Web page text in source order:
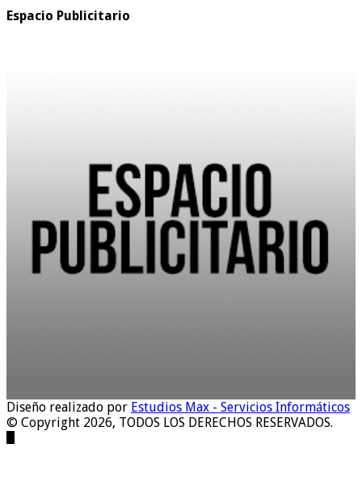
Espacio Publicitario
Diseño realizado por Estudios Max - Servicios Informáticos
© Copyright 2026, TODOS LOS DERECHOS RESERVADOS.